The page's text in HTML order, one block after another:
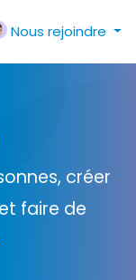
Nous rejoindre
créer
faire de